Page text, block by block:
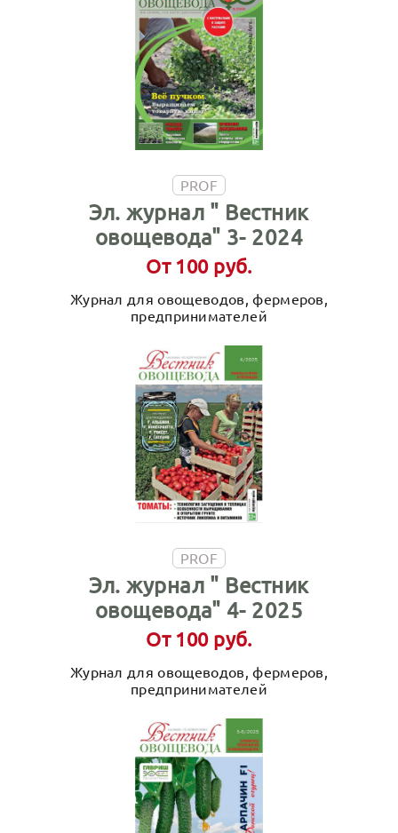
PROF
Эл. журнал " Вестник
овощевода" 3- 2024
От 100 руб.
Журнал для овощеводов, фермеров,
предпринимателей
PROF
Эл. журнал " Вестник
овощевода" 4- 2025
От 100 руб.
Журнал для овощеводов, фермеров,
предпринимателей